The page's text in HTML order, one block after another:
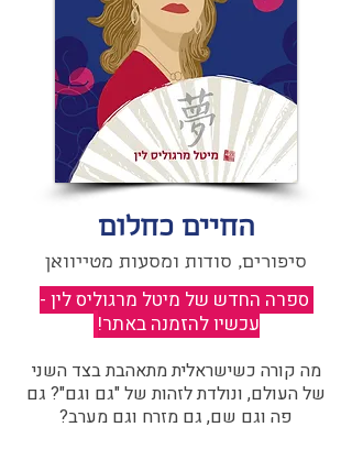
החיים כחלום
סיפורים, סודות ומסעות מטייוואן
ספרה החדש של מיטל מרגוליס לין -
עכשיו להזמנה באתר!
מה קורה כשישראלית מתאהבת בצד השני
של העולם, ונולדת לזהות של "גם וגם"? גם
פה וגם שם, גם מזרח וגם מערב?​​